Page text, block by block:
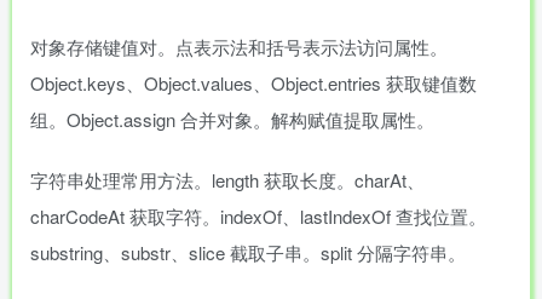
对象存储键值对。点表示法和括号表示法访问属性。
Object.keys、Object.values、Object.entries 获取键值数
组。Object.assign 合并对象。解构赋值提取属性。
字符串处理常用方法。length 获取长度。charAt、
charCodeAt 获取字符。indexOf、lastIndexOf 查找位置。
substring、substr、slice 截取子串。split 分隔字符串。